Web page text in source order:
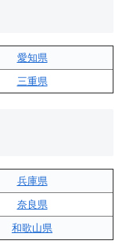
愛知県
三重県
兵庫県
奈良県
和歌山県